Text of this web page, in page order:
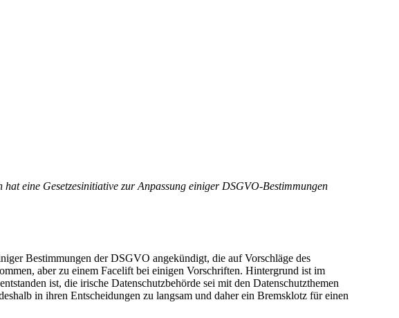
eine Gesetzesinitiative zur Anpassung einiger DSGVO-Bestimmungen
Bestimmungen der DSGVO angekündigt, die auf Vorschläge des
aber zu einem Facelift bei einigen Vorschriften. Hintergrund ist im
ist, die irische Datenschutzbehörde sei mit den Datenschutzthemen
in ihren Entscheidungen zu langsam und daher ein Bremsklotz für einen